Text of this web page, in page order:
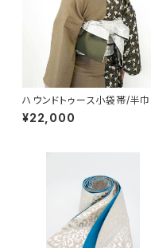
ハウンドトゥース小袋帯/半巾
帯 箔プリント デニム ホワ
イト
¥22,000